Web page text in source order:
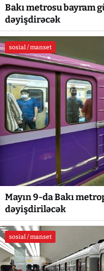
Bakı metrosu bayram
dəyişdirəcək
sosial / manset
Mayın 9-da Bakı
dəyişdiriləcək
sosial / manset